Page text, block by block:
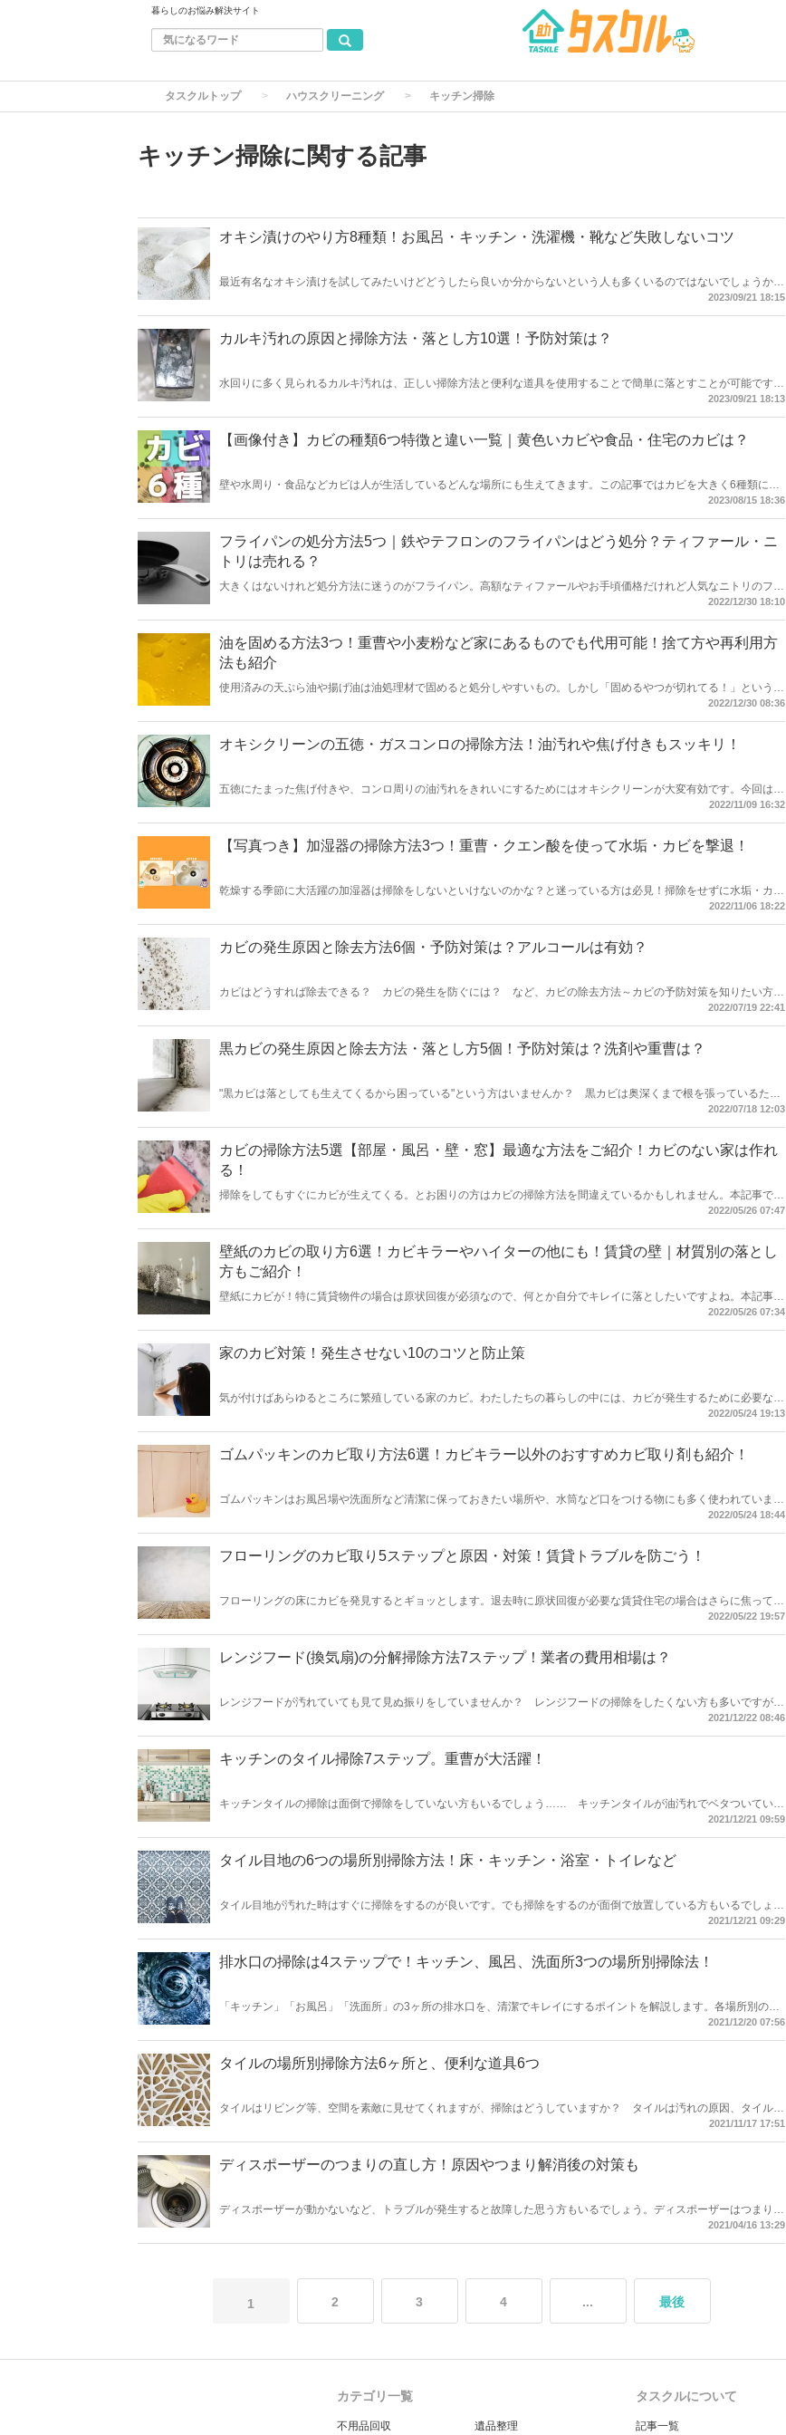
暮らしのお悩み解決サイト
タスクルトップ ハウスクリーニング キッチン掃除
キッチン掃除に関する記事
オキシ漬けのやり方8種類！お風呂・キッチン・洗濯機・靴など失敗しないコツ
最近有名なオキシ漬けを試してみたいけどどうしたら良いか分からないという人も多くいるのではないでしょうか。
そのような方に分かりやすくオキシ漬けのやり方を状況に合わせて紹介します。こちらの記事を参考にぜひご自分の
2023/09/21 18:15
カルキ汚れの原因と掃除方法・落とし方10選！予防対策は？
水回りに多く見られるカルキ汚れは、正しい掃除方法と便利な道具を使用することで簡単に落とすことが可能です。
カルキ汚れの掃除方法や汚れの予防方法を紹介します、長期間掃除をせずに放置すると簡単には落とせなくなるた
2023/09/21 18:13
【画像付き】カビの種類6つ特徴と違い一覧｜黄色いカビや食品・住宅のカビは？
壁や水周り・食品などカビは人が生活しているどんな場所にも生えてきます。この記事ではカビを大きく6種類に分
けて、特徴と違い等について解説しています。黄色いカビの正体や食品・住宅に生えるカビなど、有害なカビを発生
2023/08/15 18:36
フライパンの処分方法5つ｜鉄やテフロンのフライパンはどう処分？ティファール・ニ
トリは売れる？
大きくはないけれど処分方法に迷うのがフライパン。高額なティファールやお手頃価格だけれど人気なニトリのフラ
イパンなどは捨てるしかないのでしょうか？使い古したフライパンでも、鉄やテフロンは何ゴミなのか迷います。本
2022/12/30 18:10
油を固める方法3つ！重曹や小麦粉など家にあるものでも代用可能！捨て方や再利用方
法も紹介
使用済みの天ぷら油や揚げ油は油処理材で固めると処分しやすいもの。しかし「固めるやつが切れてる！」というと
きもありますよね。そんなときは重曹や片栗粉・小麦粉でも代用可能です。本記事では油処理材がないときの代用方
2022/12/30 08:36
オキシクリーンの五徳・ガスコンロの掃除方法！油汚れや焦げ付きもスッキリ！
五徳にたまった焦げ付きや、コンロ周りの油汚れをきれいにするためにはオキシクリーンが大変有効です。今回はオ
キシクリーンを使用して五徳を掃除する方法をステップ毎に詳しく紹介します。こちらの記事を参考に自宅の五徳を
2022/11/09 16:32
【写真つき】加湿器の掃除方法3つ！重曹・クエン酸を使って水垢・カビを撃退！
乾燥する季節に大活躍の加湿器は掃除をしないといけないのかな？と迷っている方は必見！掃除をせずに水垢・カビ
の発生した加湿器を使い続けると「加湿器病（加湿器肺炎）」を発症する可能性があります。本記事を読めばキレイ
2022/11/06 18:22
カビの発生原因と除去方法6個・予防対策は？アルコールは有効？
カビはどうすれば除去できる？ カビの発生を防ぐには？ など、カビの除去方法～カビの予防対策を知りたい方は
必見です。カビの除去方法がわかれば、悩ましい頑固なカビも除去できます。早速、チェックしましょう。2022/07/19 22:41
黒カビの発生原因と除去方法・落とし方5個！予防対策は？洗剤や重曹は？
"黒カビは落としても生えてくるから困っている"という方はいませんか？ 黒カビは奥深くまで根を張っているた
め、正しいやり方で黒カビを落とさないといけません。今回は「黒カビの除去方法」などをご紹介します。2022/07/18 12:03
カビの掃除方法5選【部屋・風呂・壁・窓】最適な方法をご紹介！カビのない家は作れ
る！
掃除をしてもすぐにカビが生えてくる。とお困りの方はカビの掃除方法を間違えているかもしれません。本記事では
場所別の最適なカビの掃除方法を徹底解説！カビ掃除の注意点やコツ、カビを生えさせない日常的な対策もご紹介し
2022/05/26 07:47
壁紙のカビの取り方6選！カビキラーやハイターの他にも！賃貸の壁｜材質別の落とし
方もご紹介！
壁紙にカビが！特に賃貸物件の場合は原状回復が必須なので、何とか自分でキレイに落としたいですよね。本記事で
はカビキラーやハイター以外にもあるカビの取り方6選をご紹介！賃貸物件の壁紙の材質別での落とし方も紹介して
2022/05/26 07:34
家のカビ対策！発生させない10のコツと防止策
気が付けばあらゆるところに繁殖している家のカビ。わたしたちの暮らしの中には、カビが発生するために必要な条
件が十分に揃ってるのです。カビは発生してしまう前に、発生させないための対策をとっておくのが理想的。カビの
2022/05/24 19:13
ゴムパッキンのカビ取り方法6選！カビキラー以外のおすすめカビ取り剤も紹介！
ゴムパッキンはお風呂場や洗面所など清潔に保っておきたい場所や、水筒など口をつける物にも多く使われていま
す。ゴムパッキンのカビは見つけ次第すぐに取りましょう！本記事ではゴムパッキンに生えてしまったカビの取り方
カビが生えてる」とギョッとすることもなくなりますよ。
2022/05/24 18:44
フローリングのカビ取り5ステップと原因・対策！賃貸トラブルを防ごう！
フローリングの床にカビを発見するとギョッとします。退去時に原状回復が必要な賃貸住宅の場合はさらに焦ってし
まいますよね。本記事ではフローリングに生えてしまったカビの取り方を5ステップで徹底的に紹介！フローリング
2022/05/22 19:57
レンジフード(換気扇)の分解掃除方法7ステップ！業者の費用相場は？
レンジフードが汚れていても見て見ぬ振りをしていませんか？ レンジフードの掃除をしたくない方も多いですが汚
れを放置すると厄介なのがレンジフードです。早速、レンジフードの掃除方法などをチェックしましょう。2021/12/22 08:46
キッチンのタイル掃除7ステップ。重曹が大活躍！
キッチンタイルの掃除は面倒で掃除をしていない方もいるでしょう…… キッチンタイルが油汚れでベタついていま
せんか？ キッチンタイルのしつこい油汚れは重曹で掃除をしましょう。早速、掃除方法をご紹介します！2021/12/21 09:59
タイル目地の6つの場所別掃除方法！床・キッチン・浴室・トイレなど
タイル目地が汚れた時はすぐに掃除をするのが良いです。でも掃除をするのが面倒で放置している方もいるでしょ
う…… 諦めるのはまだ早いです！ 放置した目地汚れは、場所に合わせて掃除をすればキレイになります！
2021/12/21 09:29
排水口の掃除は4ステップで！キッチン、風呂、洗面所3つの場所別掃除法！
「キッチン」「お風呂」「洗面所」の3ヶ所の排水口を、清潔でキレイにするポイントを解説します。各場所別の掃
除方法や、汚れの原因は何なのか、 排水口掃除に使うと便利なグッズの説明や、 汚れの予防するコツ、 掃除をする
2021/12/20 07:56
タイルの場所別掃除方法6ヶ所と、便利な道具6つ
タイルはリビング等、空間を素敵に見せてくれますが、掃除はどうしていますか？ タイルは汚れの原因、タイルの
場所に合わせて掃除をするとキレイになります。今回は「タイルの場所別の掃除方法」等をご紹介します！2021/11/17 17:51
ディスポーザーのつまりの直し方！原因やつまり解消後の対策も
ディスポーザーが動かないなど、トラブルが発生すると故障した思う方もいるでしょう。ディスポーザーはつまりが
原因で止まることがあります。早速、ディスポーザーのつまりを解消する方法や対策を見ていきましょう。2021/04/16 13:29
1 2 3 4 ... 最後
カテゴリ一覧
不用品回収 遺品整理
タスクルについて
記事一覧